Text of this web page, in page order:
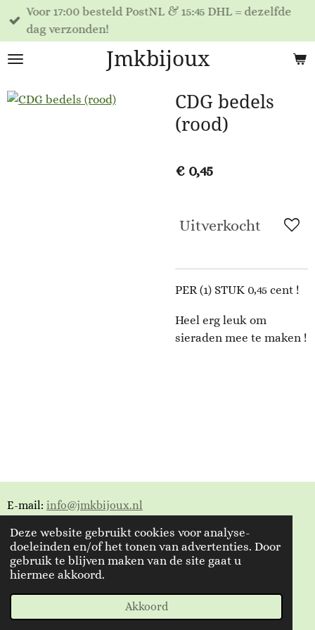
Deze website gebruikt cookies voor analyse-
doeleinden en/of het tonen van advertenties. Door
gebruik te blijven maken van de site gaat u
hiermee akkoord.
Akkoord
Ga
direct
de
Jmkbijoux
Voor 17:00 besteld PostNL & 15:45 DHL = dezelfde
dag verzonden!
CDG bedels
(rood)
€ 0,45
Uitverkocht
PER (1) STUK 0,45 cent !
Heel erg leuk om
sieraden mee te maken !
E-mail: info@jmkbijoux.nl
Tiktok: jmkbijoux
Instagram: jmkbijoux.nl
Facebook: Jmkbijoux.nl & Jmk Bijoux
© 2023 - 2026 Jmkbijoux